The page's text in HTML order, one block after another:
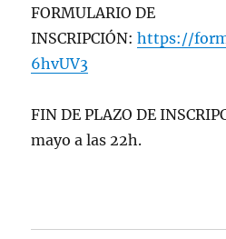
FORMULARIO DE
INSCRIPCIÓN:https://
6hvUV3
FIN DE PLAZO DE
mayo a las 22h.